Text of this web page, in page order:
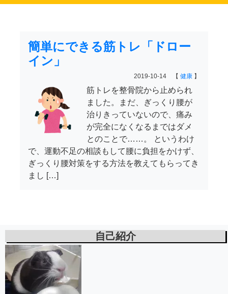
簡単にできる筋トレ「ドロー
イン」
2019-10-14 【 健康 】
筋トレを整骨院から止められ
ました。まだ、ぎっくり腰が
治りきっていないので、痛み
が完全になくなるまではダメ
とのことで……。 というわけ
で、運動不足の相談もして腰に負担をかけず、
ぎっくり腰対策をする方法を教えてもらってき
まし […]
自己紹介